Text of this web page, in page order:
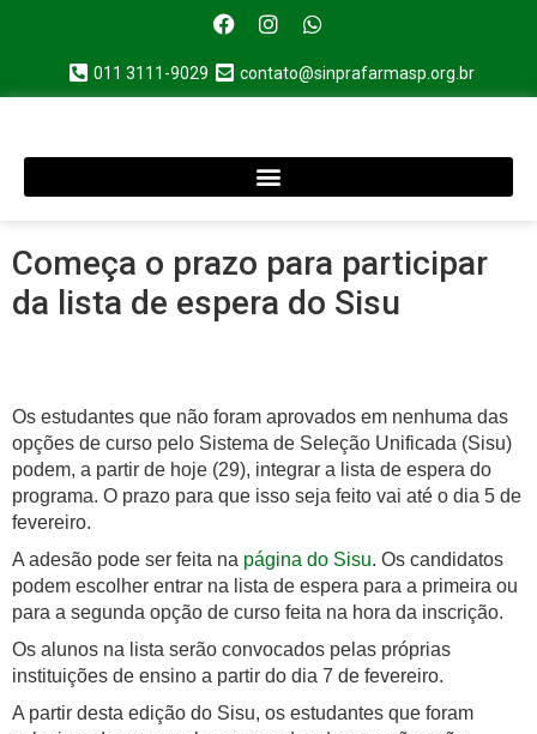
011 3111-9029 contato@sinprafarmasp.org.br
Começa o prazo para participar
da lista de espera do Sisu
Os estudantes que não foram aprovados em nenhuma das
opções de curso pelo Sistema de Seleção Unificada (Sisu)
podem, a partir de hoje (29), integrar a lista de espera do
programa. O prazo para que isso seja feito vai até o dia 5 de
fevereiro.
A adesão pode ser feita na página do Sisu. Os candidatos
podem escolher entrar na lista de espera para a primeira ou
para a segunda opção de curso feita na hora da inscrição.
Os alunos na lista serão convocados pelas próprias
instituições de ensino a partir do dia 7 de fevereiro.
A partir desta edição do Sisu, os estudantes que foram